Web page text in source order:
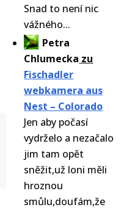
Snad to není nic
vážného...
Petra
Chlumecka zu
Fischadler
webkamera aus
Nest – Colorado
Jen aby počasí
vydrželo a nezačalo
jim tam opět
sněžit,už loni měli
hroznou
smůlu,doufám,že